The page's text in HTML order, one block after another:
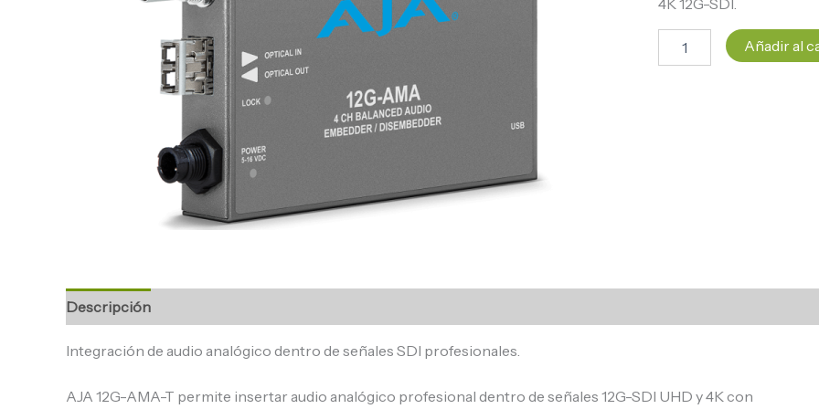
Añadir al
Descripción
Integración de audio analógico dentro de señales SDI profesionales.
AJA 12G-AMA-T permite insertar audio analógico profesional dentro de señales 12G-SDI UHD y 4K con